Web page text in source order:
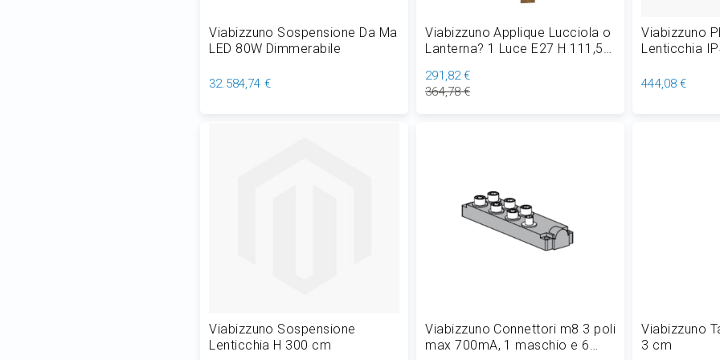
Viabizzuno Sospensione Da Ma
LED 80W Dimmerabile
32.584,74 €
Viabizzuno Applique Lucciola o
Lanterna? 1 Luce E27 H 111,5
291,82 €
364,78 €
Viabizzuno
Lenticchia
444,08 €
Viabizzuno Sospensione
Lenticchia H 300 cm
Viabizzuno Connettori m8 3 poli
max 700mA, 1 maschio e 6
Viabizzuno
3 cm